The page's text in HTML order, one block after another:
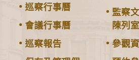
巡察行事曆
會議行事曆
巡察報告
監察
陳列室
參觀